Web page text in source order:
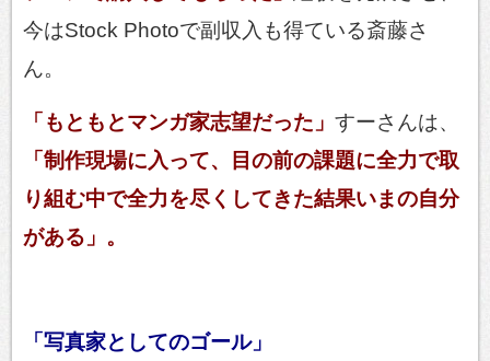
今はStock Photoで副収入も得ている斎藤さ
ん。
「もともとマンガ家志望だった」 すーさんは、
「制作現場に入って、目の前の課題に全力で取
り組む中で全力を尽くしてきた結果いまの自分
がある」。
「写真家としてのゴール」